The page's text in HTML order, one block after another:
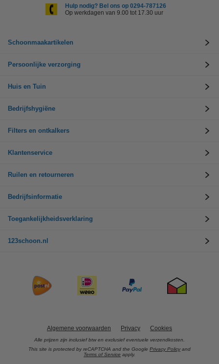
Hulp nodig? Bel ons op 0294-787126
Op werkdagen van 9.00 tot 17.30 uur
Schoonmaakartikelen
Persoonlijke verzorging
Huis en Tuin
Bedrijfshygiëne
Filters en ontkalkers
Klantenservice
Ruilen en retourneren
Bedrijfsinformatie
Toegankelijkheidsverklaring
123schoon.nl
Algemene voorwaarden Privacy Cookies
Alle prijzen zijn inclusief btw en exclusief eventuele verzendkosten.
This site is protected by reCAPTCHA and the Google Privacy Policy and
Terms of Service apply.